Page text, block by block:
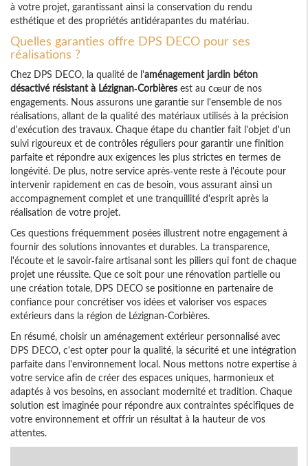
à votre projet, garantissant ainsi la conservation du rendu
esthétique et des propriétés antidérapantes du matériau.
Quelles garanties offre DPS DECO pour ses
réalisations ?
Chez DPS DECO, la qualité de l'aménagement jardin béton
désactivé résistant à Lézignan-Corbières est au cœur de nos
engagements. Nous assurons une garantie sur l'ensemble de nos
réalisations, allant de la qualité des matériaux utilisés à la précision
d'exécution des travaux. Chaque étape du chantier fait l'objet d'un
suivi rigoureux et de contrôles réguliers pour garantir une finition
parfaite et répondre aux exigences les plus strictes en termes de
longévité. De plus, notre service après-vente reste à l'écoute pour
intervenir rapidement en cas de besoin, vous assurant ainsi un
accompagnement complet et une tranquillité d'esprit après la
réalisation de votre projet.
Ces questions fréquemment posées illustrent notre engagement à
fournir des solutions innovantes et durables. La transparence,
l'écoute et le savoir-faire artisanal sont les piliers qui font de chaque
projet une réussite. Que ce soit pour une rénovation partielle ou
une création totale, DPS DECO se positionne en partenaire de
confiance pour concrétiser vos idées et valoriser vos espaces
extérieurs dans la région de Lézignan-Corbières.
En résumé, choisir un aménagement extérieur personnalisé avec
DPS DECO, c'est opter pour la qualité, la sécurité et une intégration
parfaite dans l'environnement local. Nous mettons notre expertise à
votre service afin de créer des espaces uniques, harmonieux et
adaptés à vos besoins, en associant modernité et tradition. Chaque
solution est imaginée pour répondre aux contraintes spécifiques de
votre environnement et offrir un résultat à la hauteur de vos
attentes.